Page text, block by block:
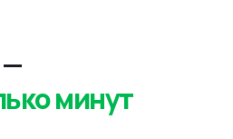
минут